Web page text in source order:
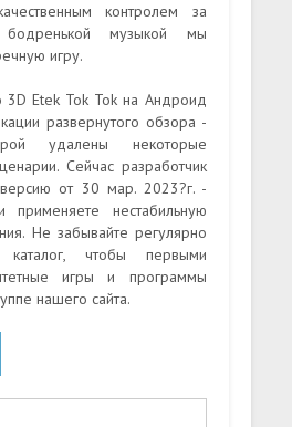
контролем за
музыкой мы
игру.
Etek Tok Tok на Андроид
развернутого обзора -
удалены некоторые
Сейчас разработчик
от 30 мар. 2023?г. -
применяете нестабильную
Не забывайте регулярно
чтобы первыми
игры и программы
нашего сайта.